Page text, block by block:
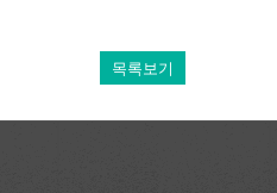
목록보기